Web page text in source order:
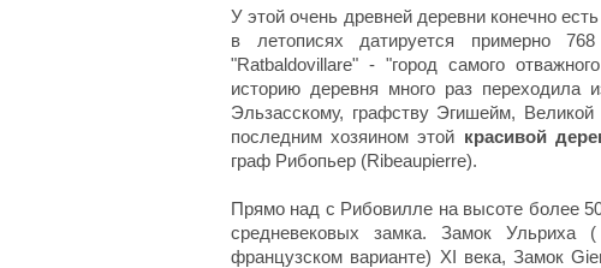
У этой очень древней деревни конечно
в летописях датируется примерно
"Ratbaldovillare" - "город самого
историю деревня много раз переходила
Эльзасскому, графству Эгишейм,
последним хозяином этой красивой
граф Рибопьер (Ribeaupierre).
Прямо над с Рибовилле на высоте более
средневековых замка. Замок
французском варианте) XI века, Замок